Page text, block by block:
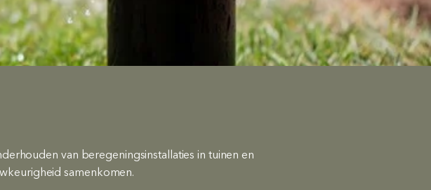
van beregeningsinstallaties in tuinen en
samenkomen.